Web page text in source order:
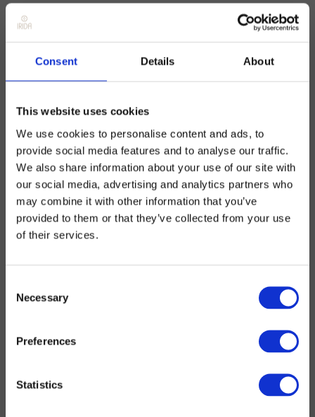
Consent Details About
This website uses cookies
We use cookies to personalise content and ads, to
provide social media features and to analyse our traffic.
We also share information about your use of our site with
our social media, advertising and analytics partners who
may combine it with other information that you’ve
provided to them or that they’ve collected from your use
of their services.
Selection
Necessary
Preferences
Statistics